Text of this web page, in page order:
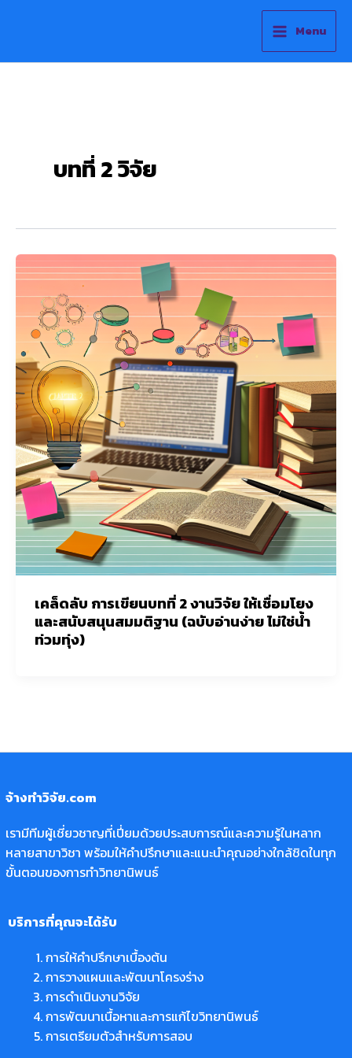
Menu
บทที่ 2 วิจัย
เคล็ดลับ การเขียนบทที่ 2 งานวิจัย ให้เชื่อมโยง
และสนับสนุนสมมติฐาน (ฉบับอ่านง่าย ไม่ใช่น้ำ
ท่วมทุ่ง)
จ้างทำวิจัย.com
เรามีทีมผู้เชี่ยวชาญที่เปี่ยมด้วยประสบการณ์และความรู้ในหลาก
หลายสาขาวิชา พร้อมให้คำปรึกษาและแนะนำคุณอย่างใกล้ชิดในทุก
ขั้นตอนของการทำวิทยานิพนธ์
บริการที่คุณจะได้รับ
การให้คำปรึกษาเบื้องต้น
การวางแผนและพัฒนาโครงร่าง
การดำเนินงานวิจัย
การพัฒนาเนื้อหาและการแก้ไขวิทยานิพนธ์
การเตรียมตัวสำหรับการสอบ